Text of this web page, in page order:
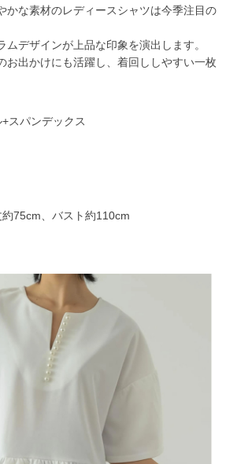
かな素材のレディースシャツは今季注目の
ムデザインが上品な印象を演出します。
お出かけにも活躍し、着回ししやすい一枚
スパンデックス
75cm、バスト約110cm